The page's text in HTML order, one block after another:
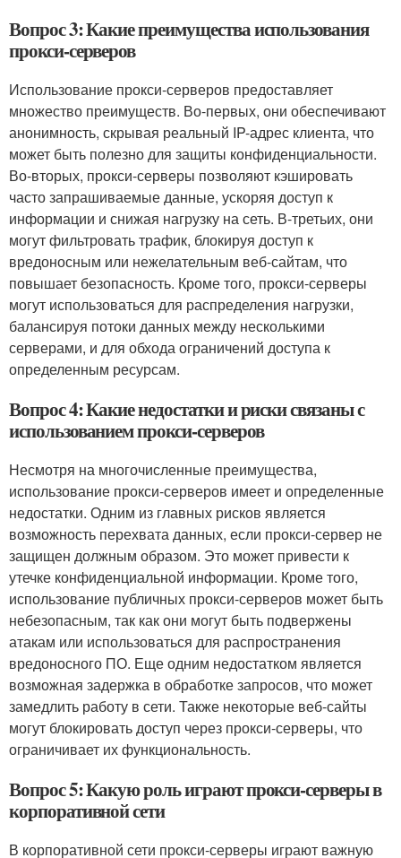
Вопрос 3: Какие преимущества использования
прокси-серверов
Использование прокси-серверов предоставляет
множество преимуществ. Во-первых, они обеспечивают
анонимность, скрывая реальный IP-адрес клиента, что
может быть полезно для защиты конфиденциальности.
Во-вторых, прокси-серверы позволяют кэшировать
часто запрашиваемые данные, ускоряя доступ к
информации и снижая нагрузку на сеть. В-третьих, они
могут фильтровать трафик, блокируя доступ к
вредоносным или нежелательным веб-сайтам, что
повышает безопасность. Кроме того, прокси-серверы
могут использоваться для распределения нагрузки,
балансируя потоки данных между несколькими
серверами, и для обхода ограничений доступа к
определенным ресурсам.
Вопрос 4: Какие недостатки и риски связаны с
использованием прокси-серверов
Несмотря на многочисленные преимущества,
использование прокси-серверов имеет и определенные
недостатки. Одним из главных рисков является
возможность перехвата данных, если прокси-сервер не
защищен должным образом. Это может привести к
утечке конфиденциальной информации. Кроме того,
использование публичных прокси-серверов может быть
небезопасным, так как они могут быть подвержены
атакам или использоваться для распространения
вредоносного ПО. Еще одним недостатком является
возможная задержка в обработке запросов, что может
замедлить работу в сети. Также некоторые веб-сайты
могут блокировать доступ через прокси-серверы, что
ограничивает их функциональность.
Вопрос 5: Какую роль играют прокси-серверы в
корпоративной сети
В корпоративной сети прокси-серверы играют важную